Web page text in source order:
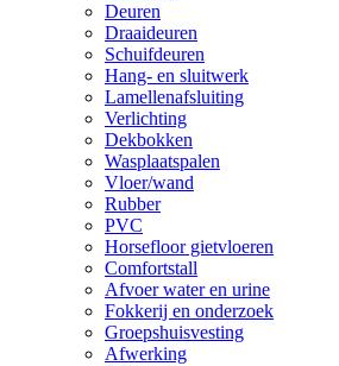
Deuren
Draaideuren
Schuifdeuren
Hang- en sluitwerk
Lamellenafsluiting
Verlichting
Dekbokken
Wasplaatspalen
Vloer/wand
Rubber
PVC
Horsefloor gietvloeren
Comfortstall
Afvoer water en urine
Fokkerij en onderzoek
Groepshuisvesting
Afwerking